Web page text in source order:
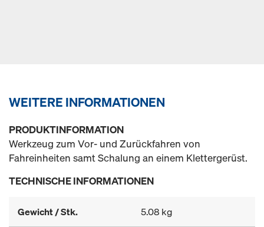
WEITERE INFORMATIONEN
PRODUKTINFORMATION
Werkzeug zum Vor- und Zurückfahren von
Fahreinheiten samt Schalung an einem Klettergerüst.
TECHNISCHE INFORMATIONEN
Gewicht / Stk. 5.08 kg